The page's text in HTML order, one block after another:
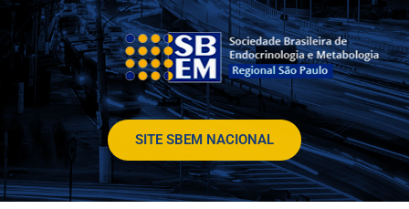
SITE SBEM NACIONAL